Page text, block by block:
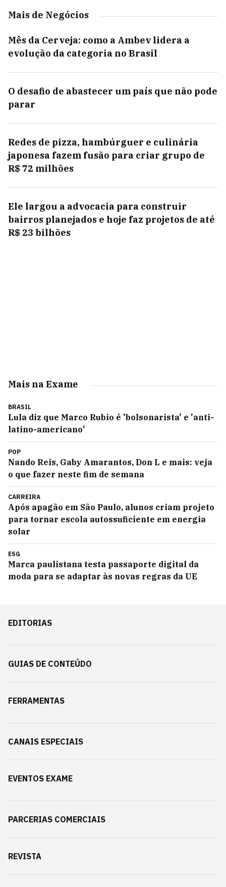
Mais de Negócios
Mês da Cerveja: como a Ambev lidera a
evolução da categoria no Brasil
O desafio de abastecer um país que não pode
parar
Redes de pizza, hambúrguer e culinária
japonesa fazem fusão para criar grupo de
R$ 72 milhões
Ele largou a advocacia para construir
bairros planejados e hoje faz projetos de até
R$ 23 bilhões
Mais na Exame
BRASIL
Lula diz que Marco Rubio é 'bolsonarista' e 'anti-
latino-americano'
POP
Nando Reis, Gaby Amarantos, Don L e mais: veja
o que fazer neste fim de semana
CARREIRA
Após apagão em São Paulo, alunos criam projeto
para tornar escola autossuficiente em energia
solar
ESG
Marca paulistana testa passaporte digital da
moda para se adaptar às novas regras da UE
EDITORIAS
GUIAS DE CONTEÚDO
FERRAMENTAS
CANAIS ESPECIAIS
EVENTOS EXAME
PARCERIAS COMERCIAIS
REVISTA